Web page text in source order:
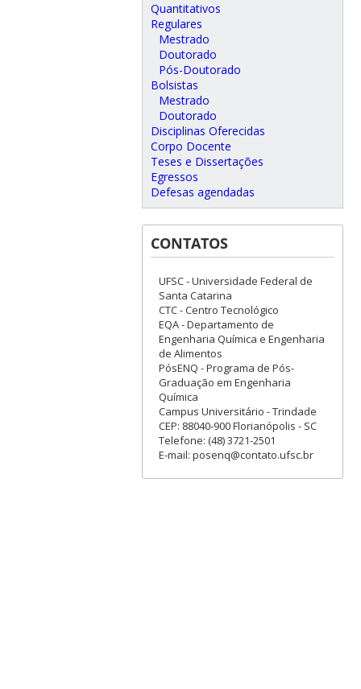
Quantitativos
Regulares
Mestrado
Doutorado
Pós-Doutorado
Bolsistas
Mestrado
Doutorado
Disciplinas Oferecidas
Corpo Docente
Teses e Dissertações
Egressos
Defesas agendadas
CONTATOS
UFSC - Universidade Federal de
Santa Catarina
CTC - Centro Tecnológico
EQA - Departamento de
Engenharia Química e Engenharia
de Alimentos
PósENQ - Programa de Pós-
Graduação em Engenharia
Química
Campus Universitário - Trindade
CEP: 88040-900 Florianópolis - SC
Telefone: (48) 3721-2501
E-mail: posenq@contato.ufsc.br